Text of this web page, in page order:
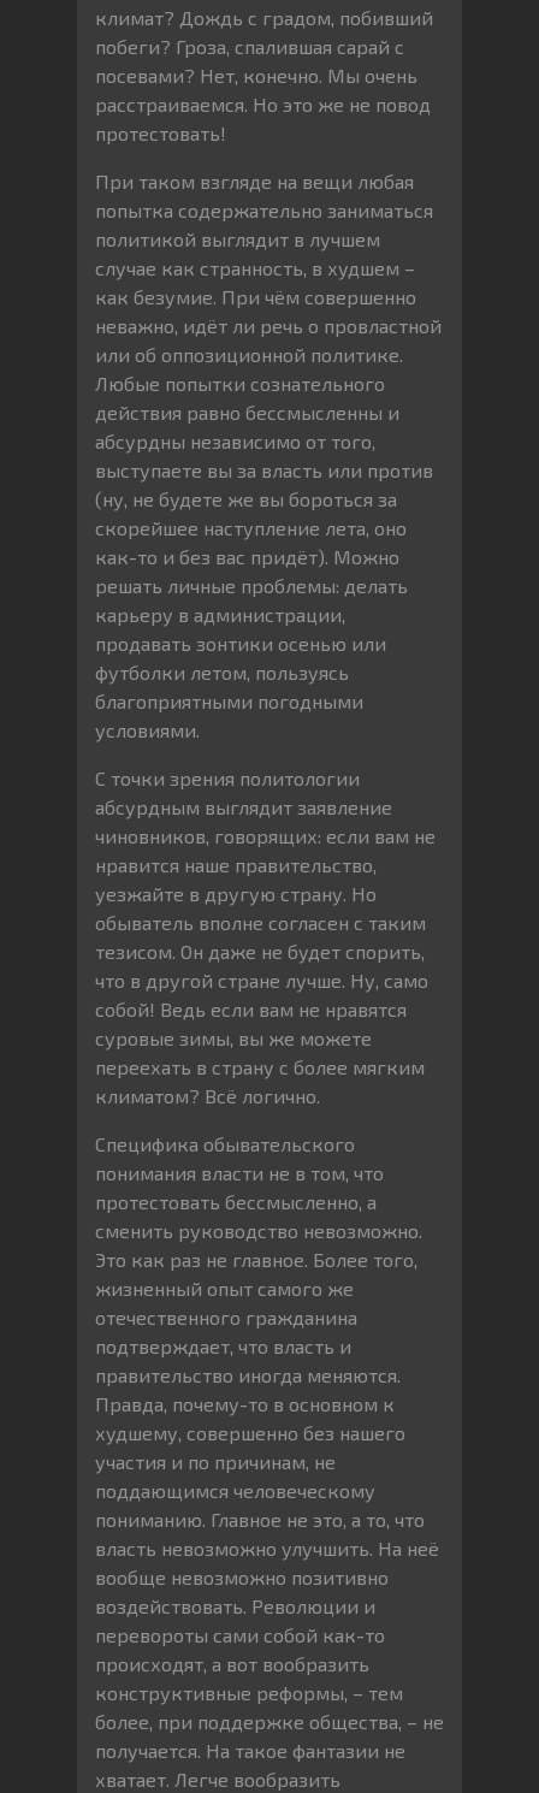
климат? Дождь с градом, побивший
побеги? Гроза, спалившая сарай с
посевами? Нет, конечно. Мы очень
расстраиваемся. Но это же не повод
протестовать!
При таком взгляде на вещи любая
попытка содержательно заниматься
политикой выглядит в лучшем
случае как странность, в худшем –
как безумие. При чём совершенно
неважно, идёт ли речь о провластной
или об оппозиционной политике.
Любые попытки сознательного
действия равно бессмысленны и
абсурдны независимо от того,
выступаете вы за власть или против
(ну, не будете же вы бороться за
скорейшее наступление лета, оно
как-то и без вас придёт). Можно
решать личные проблемы: делать
карьеру в администрации,
продавать зонтики осенью или
футболки летом, пользуясь
благоприятными погодными
условиями.
С точки зрения политологии
абсурдным выглядит заявление
чиновников, говорящих: если вам не
нравится наше правительство,
уезжайте в другую страну. Но
обыватель вполне согласен с таким
тезисом. Он даже не будет спорить,
что в другой стране лучше. Ну, само
собой! Ведь если вам не нравятся
суровые зимы, вы же можете
переехать в страну с более мягким
климатом? Всё логично.
Специфика обывательского
понимания власти не в том, что
протестовать бессмысленно, а
сменить руководство невозможно.
Это как раз не главное. Более того,
жизненный опыт самого же
отечественного гражданина
подтверждает, что власть и
правительство иногда меняются.
Правда, почему-то в основном к
худшему, совершенно без нашего
участия и по причинам, не
поддающимся человеческому
пониманию. Главное не это, а то, что
власть невозможно улучшить. На неё
вообще невозможно позитивно
воздействовать. Революции и
перевороты сами собой как-то
происходят, а вот вообразить
конструктивные реформы, – тем
более, при поддержке общества, – не
получается. На такое фантазии не
хватает. Легче вообразить